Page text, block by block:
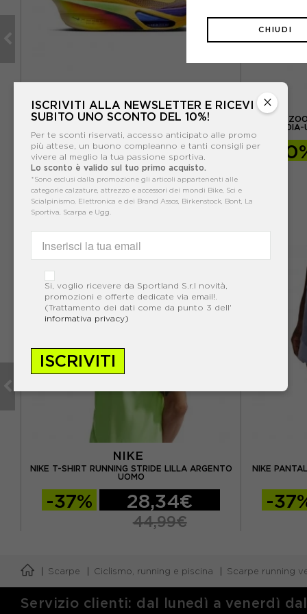
NIKE
NIKE AIR ZOOM ALPHAFLY NEXT % 3 ARANCIONE
-30% 216,99€
309,99€
NIKE AIR
-
NIKE
NIKE T-SHIRT RUNNING STRIDE LILLA ARGENTO
UOMO
-37% 28,34€
44,99€
NIKE
-
Scarpe Ciclismo, running e piscina Scarpe running
×
ISCRIVITI ALLA NEWSLETTER E RICEVI
SUBITO UNO SCONTO DEL 10%!
Per te sconti riservati, accesso anticipato alle promo
più attese, un buono compleanno e tanti consigli per
vivere al meglio la tua passione sportiva.
Lo sconto è valido sul tuo primo acquisto.
*Sono esclusi dalla promozione gli articoli appartenenti alle
categorie calzature, attrezzo e accessori dei mondi Bike, Sci e
Scialpinismo, Elettronica e dei Brand Assos, Birkenstock, Bont, La
Sportiva, Scarpa e Ugg.
Si, voglio ricevere da Sportland S.r.l novità,
promozioni e offerte dedicate via email!.
(Trattamento dei dati come da punto 3 dell'
informativa privacy)
ISCRIVITI
Servizio clienti: dal lunedì a venerdì
CHIUDI